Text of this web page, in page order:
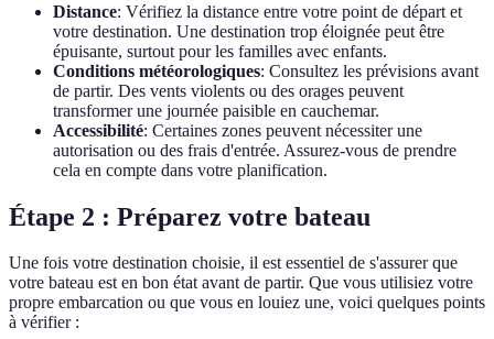
Distance: Vérifiez la distance entre votre point de départ et
votre destination. Une destination trop éloignée peut être
épuisante, surtout pour les familles avec enfants.
Conditions météorologiques: Consultez les prévisions avant
de partir. Des vents violents ou des orages peuvent
transformer une journée paisible en cauchemar.
Accessibilité: Certaines zones peuvent nécessiter une
autorisation ou des frais d'entrée. Assurez-vous de prendre
cela en compte dans votre planification.
Étape 2 : Préparez votre bateau
Une fois votre destination choisie, il est essentiel de s'assurer que
votre bateau est en bon état avant de partir. Que vous utilisiez votre
propre embarcation ou que vous en louiez une, voici quelques points
à vérifier :